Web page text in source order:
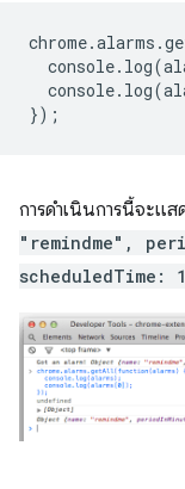
chrome.alarms .
console. log(
console. log(
});
การดำเนินการนี้จะแ
"remindme",
scheduledTime: